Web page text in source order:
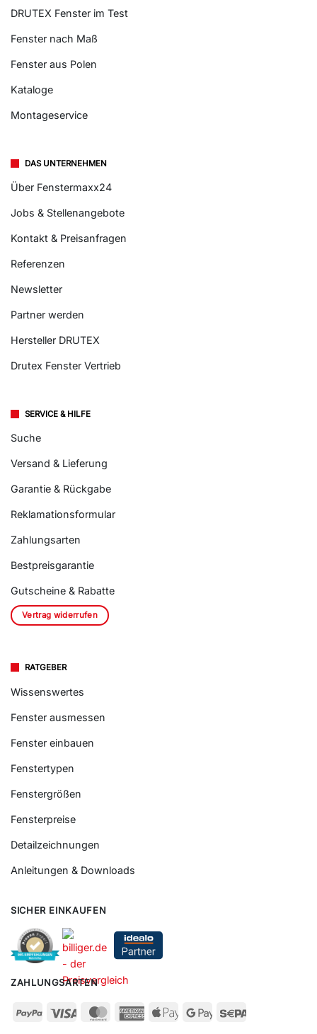
DRUTEX Fenster im Test
Fenster nach Maß
Fenster aus Polen
Kataloge
Montageservice
DAS UNTERNEHMEN
Über Fenstermaxx24
Jobs & Stellenangebote
Kontakt & Preisanfragen
Referenzen
Newsletter
Partner werden
Hersteller DRUTEX
Drutex Fenster Vertrieb
SERVICE & HILFE
Suche
Versand & Lieferung
Garantie & Rückgabe
Reklamationsformular
Zahlungsarten
Bestpreisgarantie
Gutscheine & Rabatte
Vertrag widerrufen
RATGEBER
Wissenswertes
Fenster ausmessen
Fenster einbauen
Fenstertypen
Fenstergrößen
Fensterpreise
Detailzeichnungen
Anleitungen & Downloads
SICHER EINKAUFEN
ZAHLUNGSARTEN